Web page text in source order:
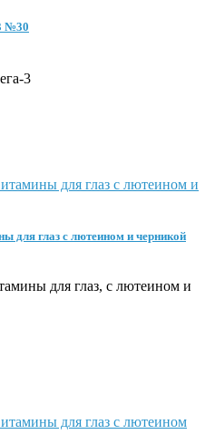
№30
3
для глаз с лютеином и черникой
для глаз, с лютеином и